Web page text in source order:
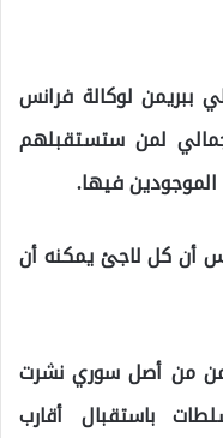
ببريمن لوكالة فرانس
لمن ستستقبلهم
الموجودين فيها.
أن كل لاجئ يمكنه أن
من أصل سوري نشرت
باستقبال أقارب